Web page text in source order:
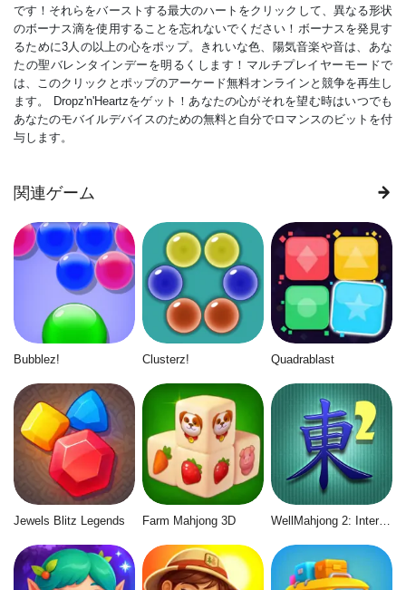
です！それらをバーストする最大のハートをクリックして、異なる形状
のボーナス滴を使用することを忘れないでください！ボーナスを発見す
るために3人の以上の心をポップ。きれいな色、陽気音楽や音は、あな
たの聖バレンタインデーを明るくします！マルチプレイヤーモードで
は、このクリックとポップのアーケード無料オンラインと競争を再生し
ます。 Dropz'n'Heartzをゲット！あなたの心がそれを望む時はいつでも
あなたのモバイルデバイスのための無料と自分でロマンスのビットを付
与します。
関連ゲーム
Bubblez! Clusterz! Quadrablast
Jewels Blitz Legends Farm Mahjong 3D WellMahjong 2: Internet Community